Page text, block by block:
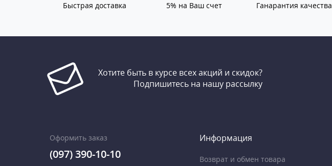
Быстрая доставка 5% на Ваш счет Ганарантия качества
Хотите быть в курсе всех акций и скидок?
Подпишитесь на нашу рассылку
Оформить заказ
(097) 390-10-10
Информация
Возврат и обмен товара